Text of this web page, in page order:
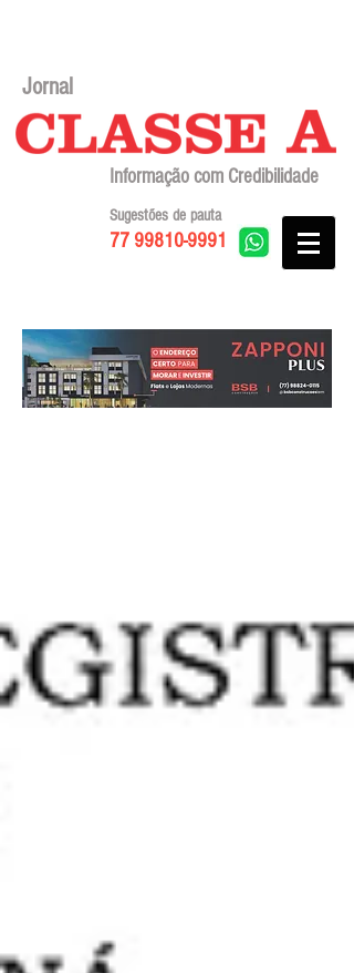
Jornal
Informação com Credibilidade
77 99810-9991
Sugestões de pauta